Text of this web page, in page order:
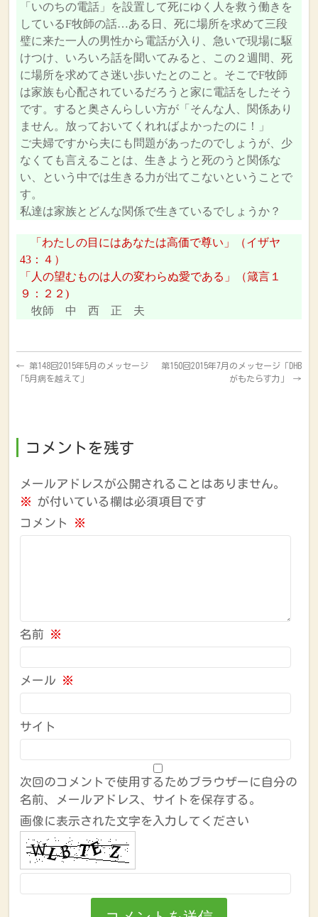
「いのちの電話」を設置して死にゆく人を救う働きを
しているF牧師の話…ある日、死に場所を求めて三段
璧に来た一人の男性から電話が入り、急いで現場に駆
けつけ、いろいろ話を聞いてみると、この２週間、死
に場所を求めてさ迷い歩いたとのこと。そこでF牧師
は家族も心配されているだろうと家に電話をしたそう
です。すると奥さんらしい方が「そんな人、関係あり
ません。放っておいてくれればよかったのに！」
ご夫婦ですから夫にも問題があったのでしょうが、少
なくても言えることは、生きようと死のうと関係な
い、という中では生きる力が出てこないということで
す。
私達は家族とどんな関係で生きているでしょうか？
「わたしの目にはあなたは高価で尊い」（イザヤ
43：４）
「人の望むものは人の変わらぬ愛である」（箴言１
９：２２)
牧師 中 西 正 夫
←
第148回2015年5月のメッセージ
「5月病を越えて」
第150回2015年7月のメッセージ「DHB
がもたらす力」 →
コメントを残す
メールアドレスが公開されることはありません。
※ が付いている欄は必須項目です
コメント ※
名前 ※
メール ※
サイト
次回のコメントで使用するためブラウザーに自分の
名前、メールアドレス、サイトを保存する。
画像に表示された文字を入力してください